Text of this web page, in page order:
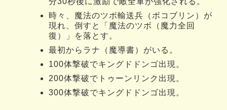
時々、魔法のツボ輸送兵（ボコブリン）が
現れ、倒すと「魔法のツボ（魔力全回
復）」を落とす。
最初からラナ（魔導書）がいる。
100体撃破でキングドドンゴ出現。
200体撃破でトゥーンリンク出現。
300体撃破でキングドドンゴ出現。